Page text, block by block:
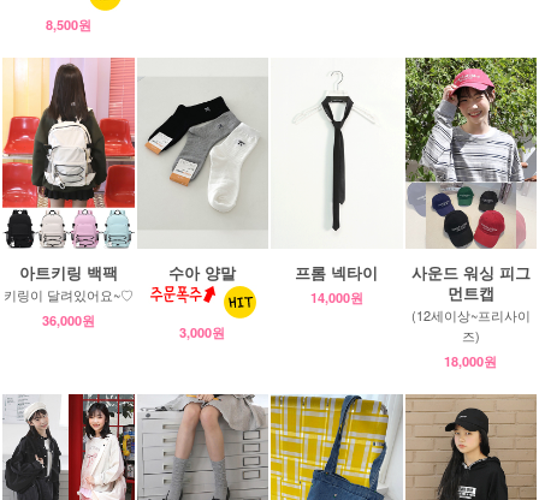
8,500원
아트키링 백팩
키링이 달려있어요~♡
36,000원
수아 양말
3,000원
프롬 넥타이
14,000원
사운드 워싱 피그
먼트캡
(12세이상~프리사이
즈)
18,000원